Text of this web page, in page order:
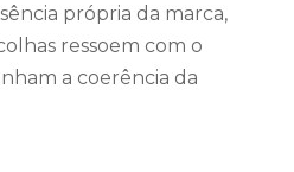
própria da marca,
ressoem com o
a coerência da